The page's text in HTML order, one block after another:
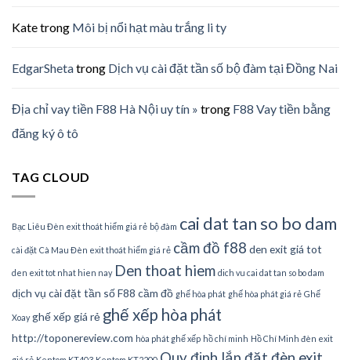
Katetrong Môi bị nổi hạt màu trắng li ty
EdgarShetatrong Dịch vụ cài đặt tần số bộ đàm tại Đồng Nai
Địa chỉ vay tiền F88 Hà Nội uy tín » trong F88 Vay tiền bằng
đăng ký ô tô
TAG CLOUD
Bạc Liêu Đèn exit thoát hiểm giá rẻ bộ đàm cai dat tan so bo dam
cài đặt Cà Mau Đèn exit thoát hiểm giá rẻ cầm đồ f88 den exit giá tot
den exit tot nhat hien nay Den thoat hiem dich vu cai dat tan so bo dam
dịch vụ cài đặt tần sốF88 cầm đồ ghế hòa phát ghế hòa phát giá rẻ Ghế
Xoay ghế xếp giá rẻ ghế xếp hòa phát
http://toponereview.com hòa phát ghế xếp hồ chí minh Hồ Chí Minh đèn exit